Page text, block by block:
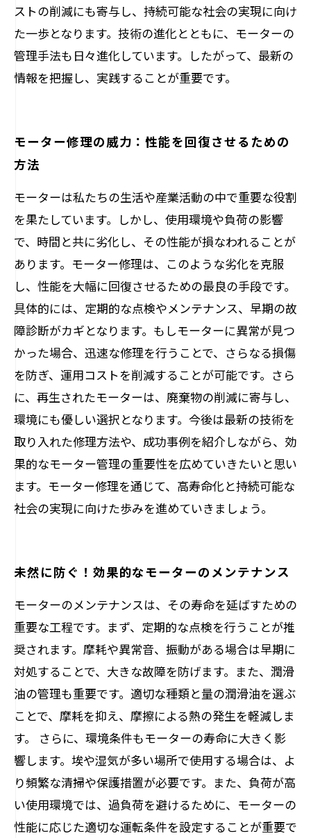
ストの削減にも寄与し、持続可能な社会の実現に向け
た一歩となります。技術の進化とともに、モーターの
管理手法も日々進化しています。したがって、最新の
情報を把握し、実践することが重要です。
モーター修理の威力：性能を回復させるための
方法
モーターは私たちの生活や産業活動の中で重要な役割
を果たしています。しかし、使用環境や負荷の影響
で、時間と共に劣化し、その性能が損なわれることが
あります。モーター修理は、このような劣化を克服
し、性能を大幅に回復させるための最良の手段です。
具体的には、定期的な点検やメンテナンス、早期の故
障診断がカギとなります。もしモーターに異常が見つ
かった場合、迅速な修理を行うことで、さらなる損傷
を防ぎ、運用コストを削減することが可能です。さら
に、再生されたモーターは、廃棄物の削減に寄与し、
環境にも優しい選択となります。今後は最新の技術を
取り入れた修理方法や、成功事例を紹介しながら、効
果的なモーター管理の重要性を広めていきたいと思い
ます。モーター修理を通じて、高寿命化と持続可能な
社会の実現に向けた歩みを進めていきましょう。
未然に防ぐ！効果的なモーターのメンテナンス
モーターのメンテナンスは、その寿命を延ばすための
重要な工程です。まず、定期的な点検を行うことが推
奨されます。摩耗や異常音、振動がある場合は早期に
対処することで、大きな故障を防げます。また、潤滑
油の管理も重要です。適切な種類と量の潤滑油を選ぶ
ことで、摩耗を抑え、摩擦による熱の発生を軽減しま
す。 さらに、環境条件もモーターの寿命に大きく影
響します。埃や湿気が多い場所で使用する場合は、よ
り頻繁な清掃や保護措置が必要です。また、負荷が高
い使用環境では、過負荷を避けるために、モーターの
性能に応じた適切な運転条件を設定することが重要で